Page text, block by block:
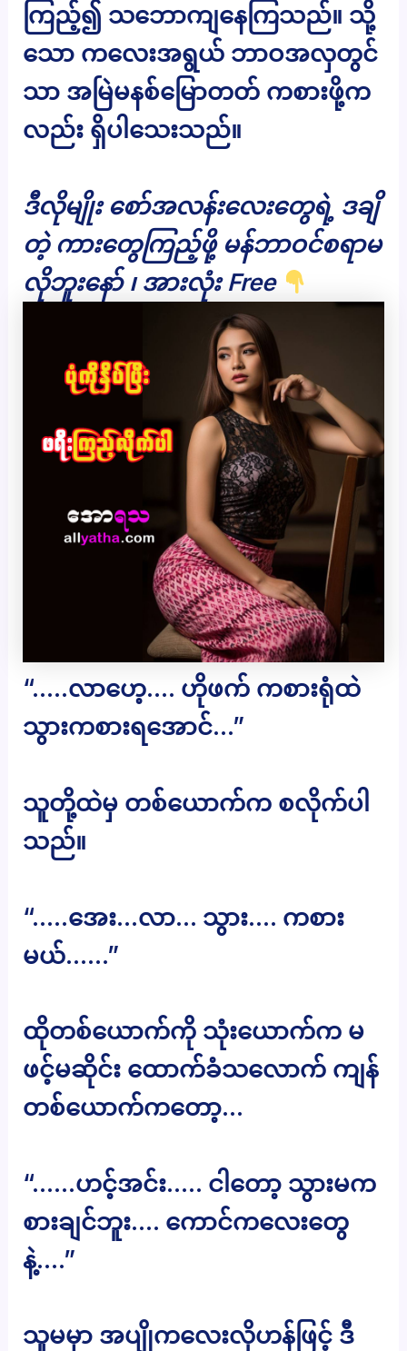
ကြည့်၍ သဘောကျနေကြသည်။ သို့
သော ကလေးအရွယ် ဘာဝအလှတွင်
သာ အမြဲမနစ်မြောတတ် ကစားဖို့က
လည်း ရှိပါသေးသည်။
ဒီလိုမျိုး စော်အလန်းလေးတွေရဲ့ ဒချိ
တဲ့ ကားတွေကြည့်ဖို့ မန်ဘာဝင်စရာမ
လိုဘူးနော် ၊ အားလုံး Free
“…..လာဟေ့…. ဟိုဖက် ကစားရုံထဲ
သွားကစားရအောင်…”
သူတို့ထဲမှ တစ်ယောက်က စလိုက်ပါ
သည်။
“…..အေး…လာ… သွား…. ကစား
မယ်……”
ထိုတစ်ယောက်ကို သုံးယောက်က မ
ဖင့်မဆိုင်း ထောက်ခံသလောက် ကျန်
တစ်ယောက်ကတော့…
“……ဟင့်အင်း….. ငါတော့ သွားမက
စားချင်ဘူး…. ကောင်ကလေးတွေ
နဲ့….”
သူမမှာ အပျိုကလေးလိုဟန်ဖြင့် ဒီ